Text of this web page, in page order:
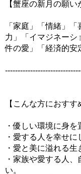
【蟹座の新月の願
「家庭」「情緒」
力」「イマジネーシ
件の愛」「経済的安
【こんな方におすす
・優しい環境に身を
・愛する人を幸せに
・愛と美に溢れる生
・家族や愛する人
い。